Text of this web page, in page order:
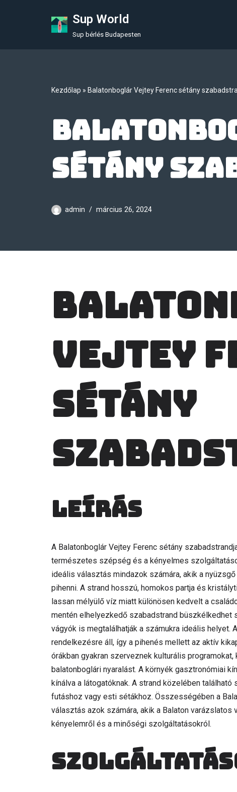
Sup World
Sup bérlés Budapesten
Kezdőlap » Balatonboglár Vejtey Ferenc sétány
sétány
admin március 26, 2024
Vejtey
sétány
Leírás
A Balatonboglár Vejtey Ferenc sétány
természetes szépség és a kényelmes
ideális választás mindazok számára, akik a
pihenni. A strand hosszú, homokos partja és
lassan mélyülő víz miatt különösen kedvelt a
mentén elhelyezkedő szabadstrand
vágyók is megtalálhatják a számukra ideális
rendelkezésre áll, így a pihenés mellett az aktív
órákban gyakran szerveznek kulturális
balatonboglári nyaralást. A környék gasztronómiai
kínálva a látogatóknak. A strand közelében
futáshoz vagy esti sétákhoz. Összességében a
választás azok számára, akik a Balaton
kényelemről és a minőségi szolgáltatásokról.